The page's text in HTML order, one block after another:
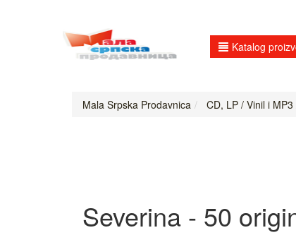
Katalog
Mala Srpska Prodavnica CD, LP / Vinil i
Severina - 50